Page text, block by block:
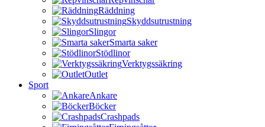
Räddning
Skyddsutrustning
Slingor
Smarta saker
Stödlinor
Verktygssäkring
Outlet
Sport
Ankare
Böcker
Crashpads